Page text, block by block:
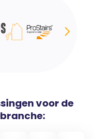
voor de